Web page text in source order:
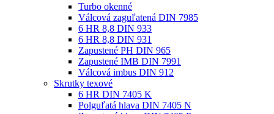
Turbo okenné
Válcová zaguľatená DIN 7985
6 HR 8,8 DIN 933
6 HR 8,8 DIN 931
Zapustené PH DIN 965
Zapustené IMB DIN 7991
Válcová imbus DIN 912
Skrutky texové
6 HR DIN 7405 K
Polguľatá hlava DIN 7405 N